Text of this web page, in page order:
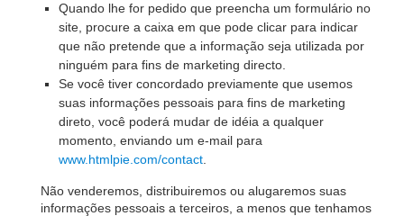
Quando lhe for pedido que preencha um formulário no
site, procure a caixa em que pode clicar para indicar
que não pretende que a informação seja utilizada por
ninguém para fins de marketing directo.
Se você tiver concordado previamente que usemos
suas informações pessoais para fins de marketing
direto, você poderá mudar de idéia a qualquer
momento, enviando um e-mail para
www.htmlpie.com/contact
Não venderemos, distribuiremos ou alugaremos suas
informações pessoais a terceiros, a menos que tenhamos